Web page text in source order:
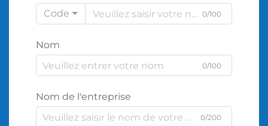
Code
0/100
Nom
0/100
Nom de l'entreprise
0/200